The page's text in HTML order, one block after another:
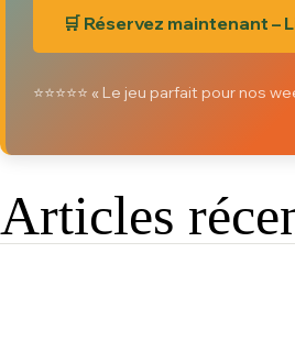
🛒 Réservez maintenant –
⭐️⭐️⭐️⭐️⭐️ « Le jeu parfait pour nos
Articles